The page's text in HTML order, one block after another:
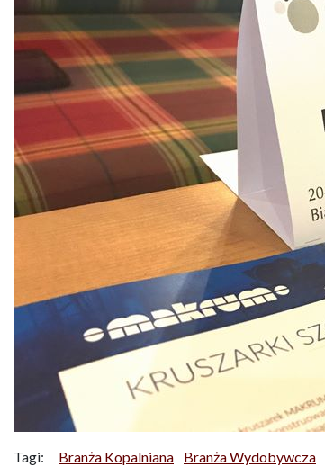
Tagi: Branża Kopalniana Branża Wydobywcza